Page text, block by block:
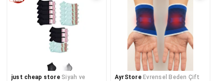
just cheap store Siyah ve
AyrStore Evrensel Beden Çift